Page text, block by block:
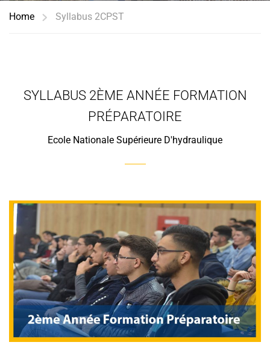
Home Syllabus 2CPST
SYLLABUS 2ÈME ANNÉE FORMATION
PRÉPARATOIRE
Ecole Nationale Supérieure D'hydraulique